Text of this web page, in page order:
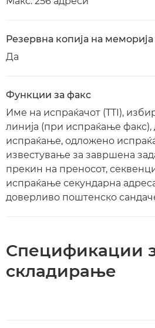
Резервна копија на меморија
Да
Функции за факс
Име на испраќачот (TTI),
линија (при испраќање факс),
испраќање, одложено
известување за завршена
прекин на преносот,
испраќање секундарна
доверливо поштенско
Спецификации
складирање